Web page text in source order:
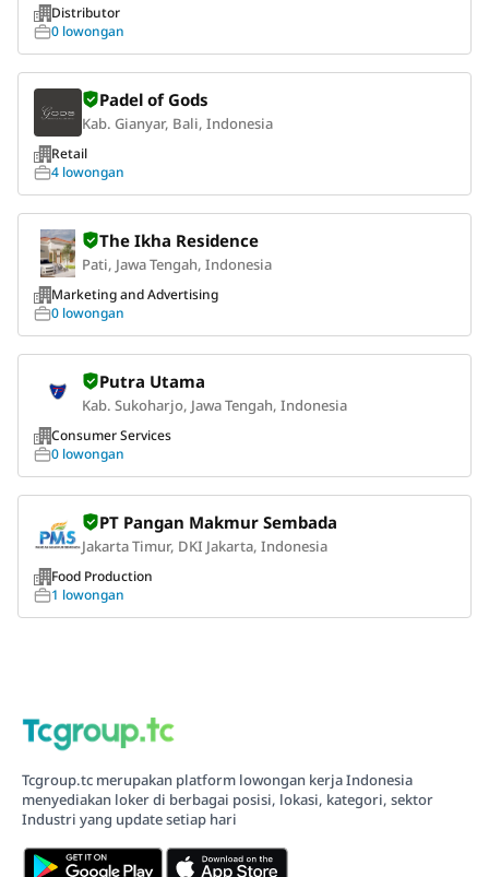
Distributor
0 lowongan
Padel of Gods
Kab. Gianyar, Bali, Indonesia
Retail
4 lowongan
The Ikha Residence
Pati, Jawa Tengah, Indonesia
Marketing and Advertising
0 lowongan
Putra Utama
Kab. Sukoharjo, Jawa Tengah, Indonesia
Consumer Services
0 lowongan
PT Pangan Makmur Sembada
Jakarta Timur, DKI Jakarta, Indonesia
Food Production
1 lowongan
Tcgroup.tc merupakan platform lowongan kerja Indonesia
menyediakan loker di berbagai posisi, lokasi, kategori, sektor
Industri yang update setiap hari